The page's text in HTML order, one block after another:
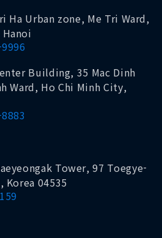
Ha Urban zone, Me Tri Ward,
Building, 35 Mac Dinh
Ward, Ho Chi Minh City,
Tower, 97 Toegye-
04535